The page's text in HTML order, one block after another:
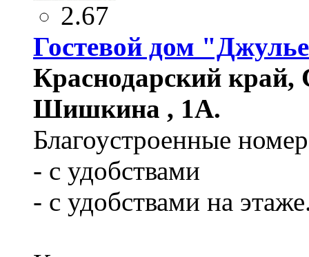
2.67
Гостевой дом
Краснодарский
Шишкина , 1А.
Благоустроенные
- с удобствами
- с удобствами на